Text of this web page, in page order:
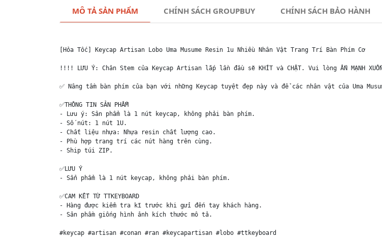
MÔ TẢ SẢN PHẨM CHÍNH SÁCH GROUPBUY CHÍNH SÁCH BẢO HÀNH
[Hỏa Tốc] Keycap Artisan Lobo Uma Musume Resin 1u Nhiều Nhân Vật Trang Trí Bàn Phím Cơ
!!!! LƯU Ý: Chân Stem của Keycap Artisan lắp lần đầu sẽ KHÍT và CHẬT. Vui lòng ẤN MẠNH
✅ Nâng tầm bàn phím của bạn với những Keycap tuyệt đẹp này và để các nhân vật của Uma
✅THÔNG TIN SẢN PHẨM
- Lưu ý: Sản phẩm là 1 nút keycap, không phải bàn phím.
- Số nút: 1 nút 1U.
- Chất liệu nhựa: Nhựa resin chất lượng cao.
- Phù hợp trang trí các nút hàng trên cùng.
- Ship túi ZIP.
✅LƯU Ý
- Sẩn phẩm là 1 nút keycap, không phải bàn phím.
✅CAM KẾT TỪ TTKEYBOARD
- Hàng được kiểm tra kĩ trước khi gửi đến tay khách hàng.
- Sản phầm giống hình ảnh kích thước mô tả.
#keycap #artisan #conan #ran #keycapartisan #lobo #ttkeyboard